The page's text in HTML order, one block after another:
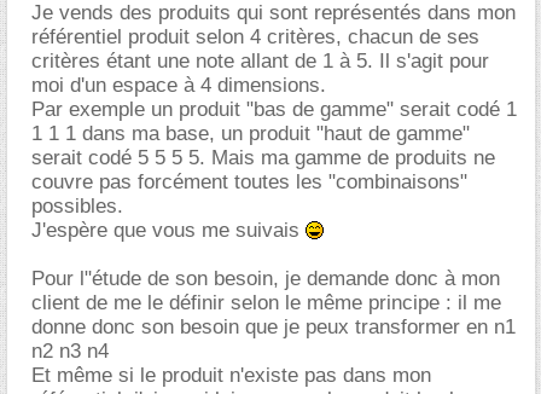
Je vends des produits qui sont représentés dans mon
référentiel produit selon 4 critères, chacun de ses
critères étant une note allant de 1 à 5. Il s'agit pour
moi d'un espace à 4 dimensions.
Par exemple un produit "bas de gamme" serait codé 1
1 1 1 dans ma base, un produit "haut de gamme"
serait codé 5 5 5 5. Mais ma gamme de produits ne
couvre pas forcément toutes les "combinaisons"
possibles.
J'espère que vous me suivais
Pour l"étude de son besoin, je demande donc à mon
client de me le définir selon le même principe : il me
donne donc son besoin que je peux transformer en n1
n2 n3 n4
Et même si le produit n'existe pas dans mon